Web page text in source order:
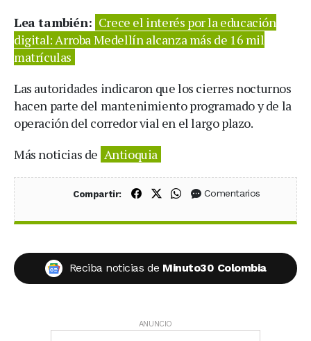
Lea también: Crece el interés por la educación
digital: Arroba Medellín alcanza más de 16 mil
matrículas
Las autoridades indicaron que los cierres nocturnos
hacen parte del mantenimiento programado y de la
operación del corredor vial en el largo plazo.
Más noticias de Antioquia
Compartir: Compartir en Facebook
Compartir en X (Twitter)
Compartir en WhatsApp
Comentarios
Reciba noticias de Minuto30 Colombia
ANUNCIO